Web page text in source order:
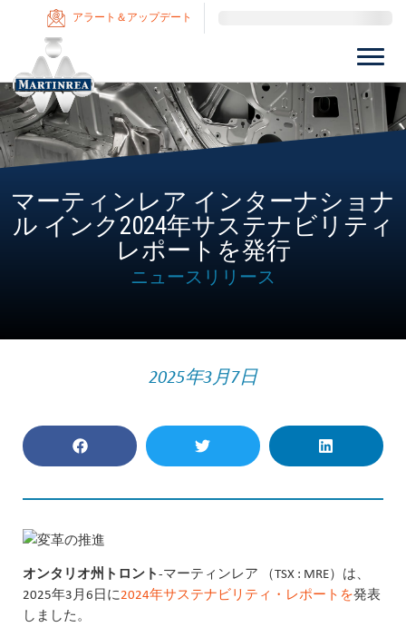
アラート＆アップデート
マーティンレア インターナショナ
ル インク2024年サステナビリティ
レポートを発行
ニュースリリース
2025年3月7日
オンタリオ州トロント-マーティンレア （TSX : MRE）は、
2025年3月6日に2024年サステナビリティ・レポートを発表
しました。